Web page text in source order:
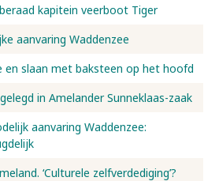
kapitein veerboot Tiger
aanvaring Waddenzee
en slaan met baksteen op het hoofd
in Amelander Sunneklaas-zaak
aanvaring Waddenzee:
‘Culturele zelfverdediging’?